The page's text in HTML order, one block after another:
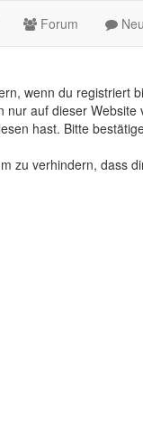
Forum
wenn du
auf dieser
hast. Bitte
zu verhindern,